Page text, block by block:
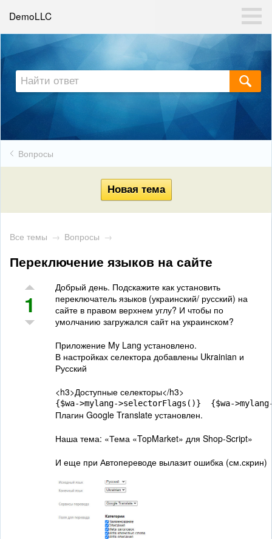
DemoLLC
Вопросы
Все темы → Вопросы →
Переключение языков на сайте
1
Добрый день. Подскажите как установить
переключатель языков (украинский/ русский) на
сайте в правом верхнем углу? И чтобы по
умолчанию загружался сайт на украинском?
Приложение My Lang установлено.
В настройках селектора добавлены Ukrainian и
Русский
<h3>Доступные селекторы</h3>
{$wa->mylang->selectorFlags()}  {$wa-
Плагин Google Translate установлен.
Наша тема: «Тема «TopMarket» для Shop-Script»